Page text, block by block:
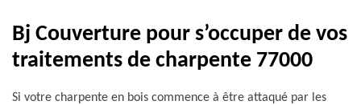
Bj Couverture pour s’occuper de vos
traitements de charpente 77000
Si votre charpente en bois commence à être attaqué par les